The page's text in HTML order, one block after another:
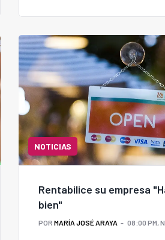
NOTICIAS
Rentabilice su empresa
bien"
POR MARÍA JOSÉ ARAYA 08:00 PM,